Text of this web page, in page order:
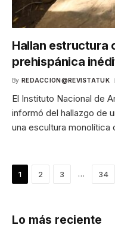
Hallan estructura
prehispánica
By REDACCION@REVISTATUK
El Instituto Nacional de
informó del hallazgo de
una escultura monolítica
1 2 3 … 34
Lo más reciente